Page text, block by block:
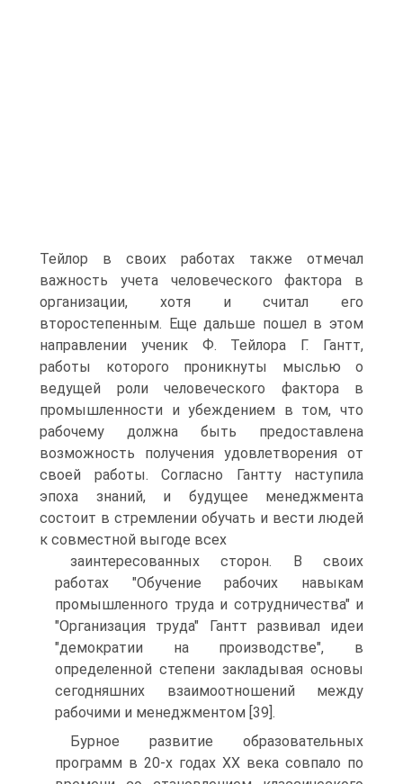
Тейлор в своих работах также отмечал
важность учета человеческого фактора в
организации, хотя и считал его
второстепенным. Еще дальше пошел в этом
направлении ученик Ф. Тейлора Г. Гантт,
работы которого проникнуты мыслью о
ведущей роли человеческого фактора в
промышленности и убеждением в том, что
рабочему должна быть предоставлена
возможность получения удовлетворения от
своей работы. Согласно Гантту наступила
эпоха знаний, и будущее менеджмента
состоит в стремлении обучать и вести людей
к совместной выгоде всех
заинтересованных сторон. В своих
работах "Обучение рабочих навыкам
промышленного труда и сотрудничества" и
"Организация труда" Гантт развивал идеи
"демократии на производстве", в
определенной степени закладывая основы
сегодняшних взаимоотношений между
рабочими и менеджментом [39].
Бурное развитие образовательных
программ в 20-х годах XX века совпало по